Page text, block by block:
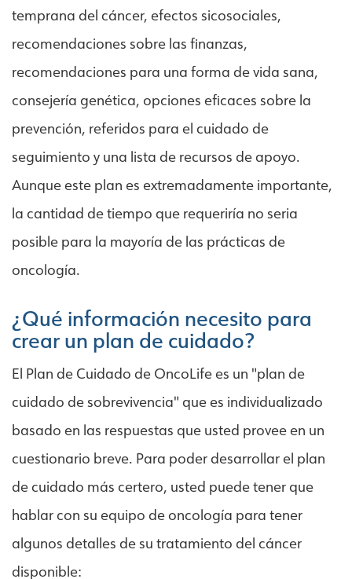
temprana del cáncer, efectos sicosociales,
recomendaciones sobre las finanzas,
recomendaciones para una forma de vida sana,
consejería genética, opciones eficaces sobre la
prevención, referidos para el cuidado de
seguimiento y una lista de recursos de apoyo.
Aunque este plan es extremadamente importante,
la cantidad de tiempo que requeriría no seria
posible para la mayoría de las prácticas de
oncología.
¿Qué información necesito para
crear un plan de cuidado?
El Plan de Cuidado de OncoLife es un "plan de
cuidado de sobrevivencia" que es individualizado
basado en las respuestas que usted provee en un
cuestionario breve. Para poder desarrollar el plan
de cuidado más certero, usted puede tener que
hablar con su equipo de oncología para tener
algunos detalles de su tratamiento del cáncer
disponible: